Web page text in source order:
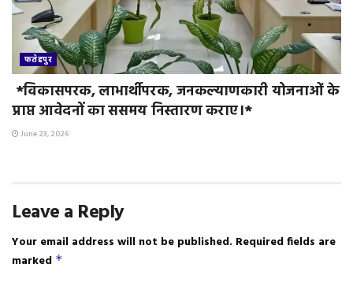
फतेहपुर
*विकासपरक, लाभार्थीपरक, जनकल्याणकारी योजनाओं के
प्राप्त आवेदनों का ससमय निस्तारण कराए।*
June 23, 2026
Leave a Reply
Your email address will not be published. Required fields are
marked *